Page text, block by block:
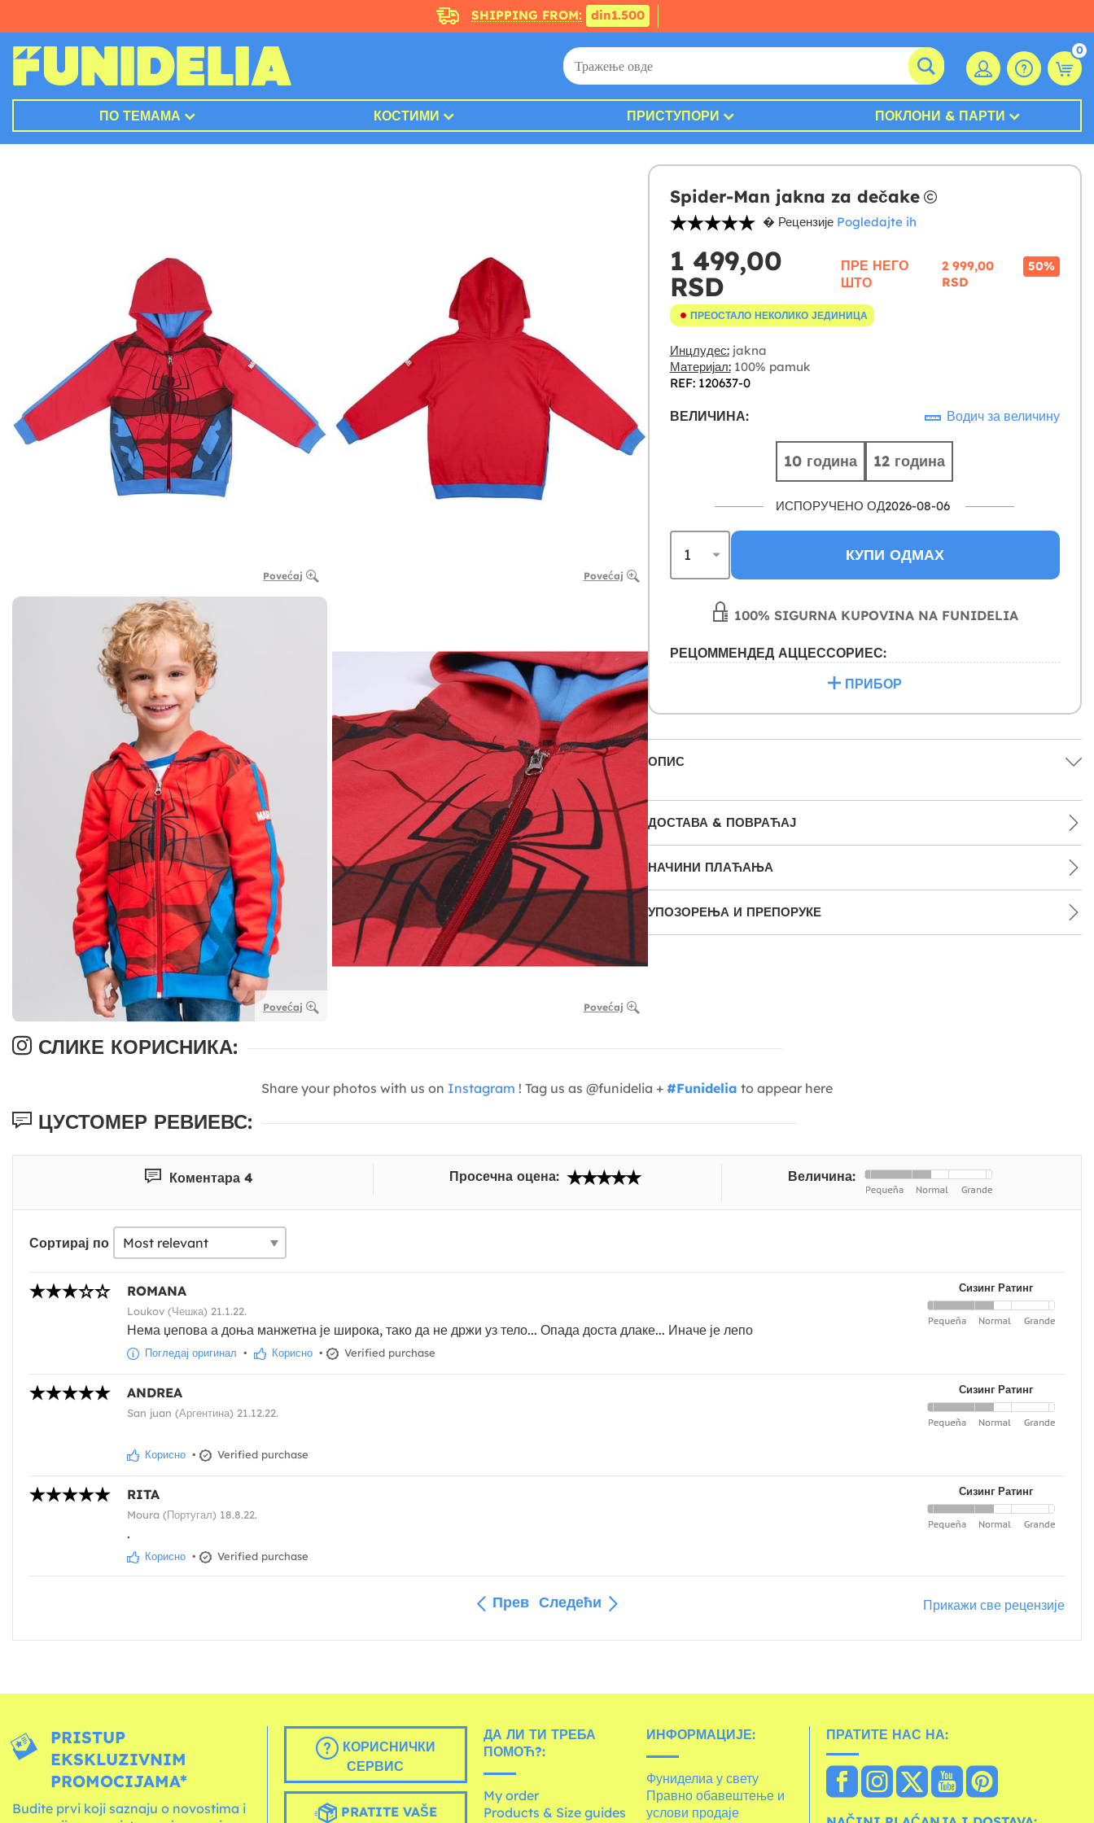
SHIPPING FROM: din1.500
0
ПО ТЕМАМА КОСТИМИ ПРИСТУПОРИ ПОКЛОНИ & ПАРТИ
Povećaj Povećaj
Povećaj Povećaj
Spider-Man jakna za dečake
� Рецензије Pogledajte ih
1 499,00
RSD
ПРЕ НЕГО
ШТО
2 999,00
RSD
50%
ПРЕОСТАЛО НЕКОЛИКО ЈЕДИНИЦА
Инцлудес:jakna
Материјал:100% pamuk
REF: 120637-0
ВЕЛИЧИНА: Водич за величину
10 година 12 година
ИСПОРУЧЕНО ОД2026-08-06
КУПИ ОДМАХ
100% SIGURNA KUPOVINA NA FUNIDELIA
РЕЦОММЕНДЕД АЦЦЕССОРИЕС:
ПРИБОР
ОПИС
ДОСТАВА & ПОВРАЋАЈ
НАЧИНИ ПЛАЋАЊА
УПОЗОРЕЊА И ПРЕПОРУКЕ
СЛИКЕ КОРИСНИКА:
Share your photos with us on Instagram ! Tag us as @funidelia + #Funidelia to appear here
ЦУСТОМЕР РЕВИЕВС:
Коментара 4 Просечна оцена: Величина:
Сортирај по
Сизинг Ратинг
ROMANA
Loukov (Чешка) 21.1.22.
Нема џепова а доња манжетна је широка, тако да не држи уз тело... Опада доста длаке... Иначе је лепо
Погледај оригинал • Корисно • Verified purchase
Сизинг Ратинг
ANDREA
San juan (Аргентина) 21.12.22.
Корисно • Verified purchase
Сизинг Ратинг
RITA
Moura (Португал) 18.8.22.
.
Корисно • Verified purchase
Прев Следећи Прикажи све рецензије
PRISTUP
EKSKLUZIVNIM
PROMOCIJAMA*
Budite prvi koji saznaju o novostima i
КОРИСНИЧКИ
СЕРВИС
PRATITE VAŠE
ДА ЛИ ТИ ТРЕБА
ПОМОЋ?:
My order
Products & Size guides
ИНФОРМАЦИЈЕ:
Фуниделиа у свету
Правно обавештење и
услови продаје
ПРАТИТЕ НАС НА: